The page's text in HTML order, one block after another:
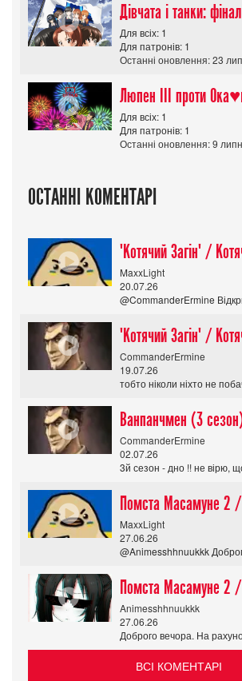
Дівчата і танки:
Для всіх: 1
Для патронів: 1
Останні оновлення: 23
Для всіх: 1
Для патронів: 1
Останні оновлення: 9
ОСТАННІ КОМЕНТАРІ
MaxxLight
20.07.26
@CommanderErmine
CommanderErmine
19.07.26
тобто ніколи ніхто не
Ванпанчмен (3
CommanderErmine
02.07.26
3й сезон - дно !! не вірю,
MaxxLight
27.06.26
@Animesshhnuukkk
Animesshhnuukkk
27.06.26
Доброго вечора. На
ВСІ КОМЕНТАРІ